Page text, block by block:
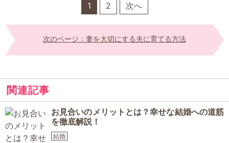
1 2 次へ
次のページ：妻を大切にする夫に育てる方法
関連記事
お見合いのメリットとは？幸せな結婚への道筋
を徹底解説！
結婚